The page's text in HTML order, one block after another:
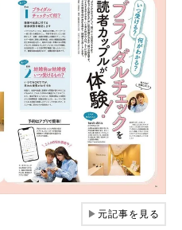
▶元記事を見る